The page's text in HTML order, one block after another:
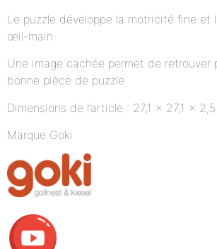
Le puzzle développe la motricité fine et
œil-main.
Une image cachée permet de retrouver
bonne pièce de puzzle
Dimensions de l’article : 27,1 x 27,1 x
Marque Goki